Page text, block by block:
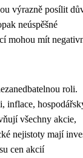
výrazně posílit
neúspěšné
mohou mít
roli.
inflace,
všechny akcie,
nejistoty mají
cen akcií